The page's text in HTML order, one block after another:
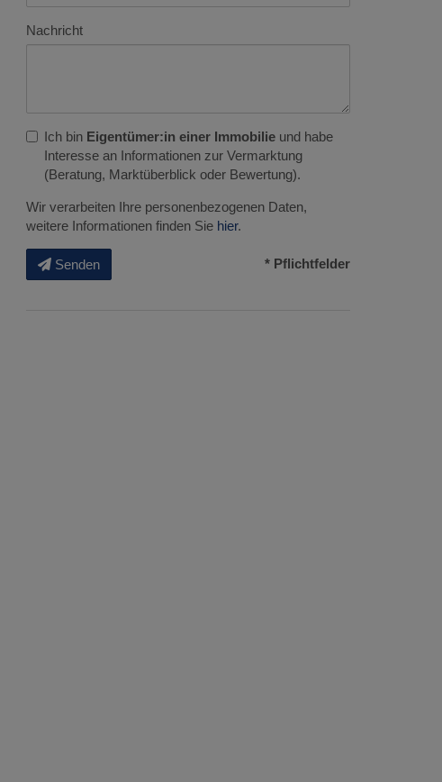
Nachricht
Ich bin Eigentümer:in einer Immobilie und habe
Interesse an Informationen zur Vermarktung
(Beratung, Marktüberblick oder Bewertung).
Wir verarbeiten Ihre personenbezogenen Daten,
weitere Informationen finden Sie hier.
Senden * Pflichtfelder